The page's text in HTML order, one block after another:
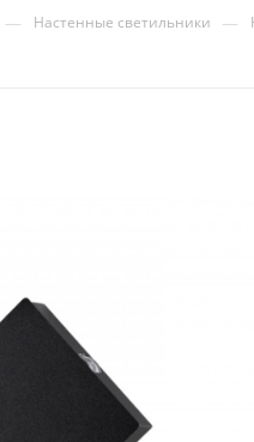
— Настенные светильники —